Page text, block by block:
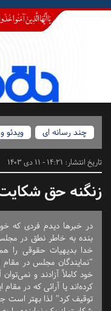
چند رسانه ای
تاریخ انتشار: 14:21 - 11 دی 1403
زنگنه حق شکایت
در خبرها دیدم فردی که
بنده به خاطر نطق در
"نمایندگان مجلس در مقام
خود کاملاً آزادند و
کرده‌اند یا آرائی که در
توقیف کرد" لذا بهتر است